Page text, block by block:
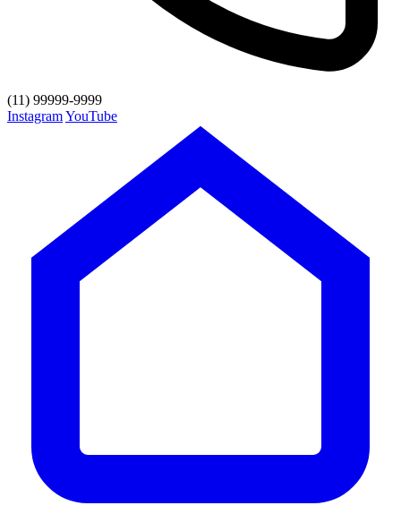
(11) 99999-9999
InstagramYouTube